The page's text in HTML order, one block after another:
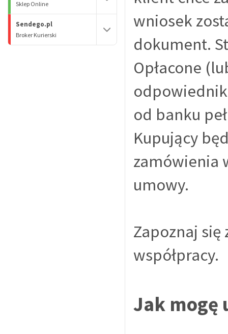
Sklep Online
Sendego.pl
Broker Kurierski
wniosek
dokument.
Opłacone
od banku
Kupujący
zamówienia
umowy.
Zapoznaj się
współpracy.
Jak mogę